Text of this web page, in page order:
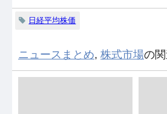
日経平均株価
ニュースまとめ, 株式市場の